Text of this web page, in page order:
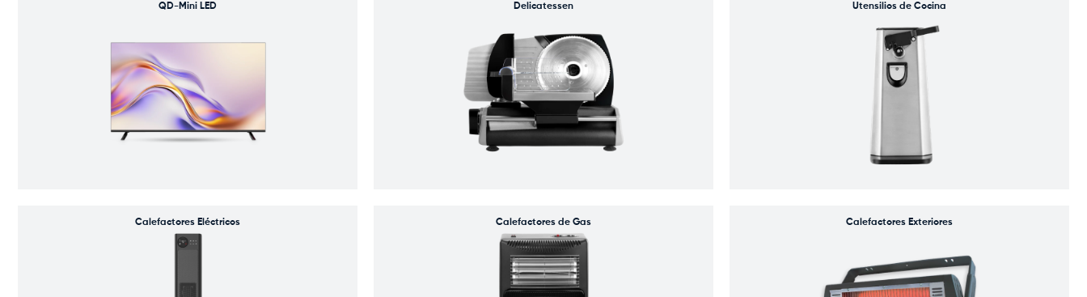
QD-Mini LED Delicatessen Utensilios de Cocina
Calefactores Eléctricos Calefactores de Gas Calefactores Exteriores